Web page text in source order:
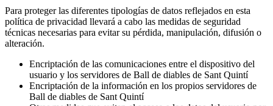
Para proteger las diferentes tipologías de datos reflejados en esta
política de privacidad llevará a cabo las medidas de seguridad
técnicas necesarias para evitar su pérdida, manipulación, difusión o
alteración.
Encriptación de las comunicaciones entre el dispositivo del
usuario y los servidores de Ball de diables de Sant Quintí
Encriptación de la información en los propios servidores de
Ball de diables de Sant Quintí